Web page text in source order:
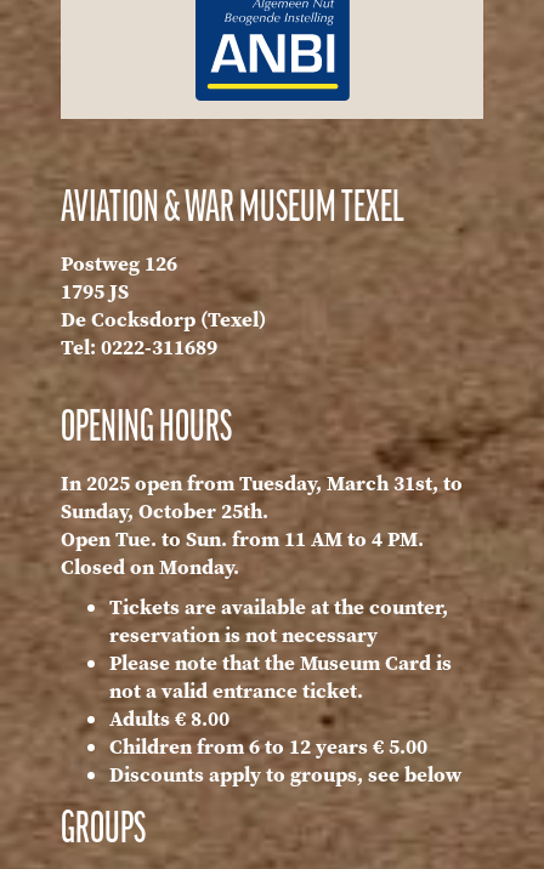
AVIATION & WAR MUSEUM TEXEL
Postweg 126
1795 JS
De Cocksdorp (Texel)
Tel: 0222-311689
OPENING HOURS
In 2025 open from Tuesday, March 31st, to
Sunday, October 25th.
Open Tue. to Sun. from 11 AM to 4 PM.
Closed on Monday.
Tickets are available at the counter,
reservation is not necessary
Please note that the Museum Card is
not a valid entrance ticket.
Adults € 8.00
Children from 6 to 12 years € 5.00
Discounts apply to groups, see below
GROUPS